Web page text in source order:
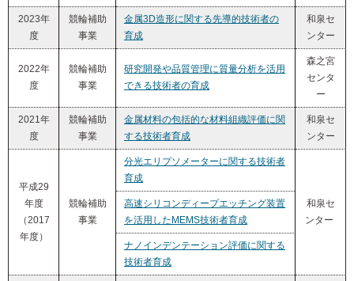
2023年
度
競輪補助
事業
金属3D造形に関する先導的技術者の
育成
和泉セ
ンター
2022年
度
競輪補助
事業
研究開発や品質管理に質量分析を活用
できる技術者の育成
森之宮
センタ
ー
2021年
度
競輪補助
事業
金属材料の包括的な材料組織評価に関
する技術者育成
和泉セ
ンター
平成29
年度
（2017
年度）
競輪補助
事業
分光エリプソメーターに関する技術者
育成
和泉セ
ンター
高速シリコンディープエッチング装置
を活用したMEMS技術者育成
ナノインデンテーション評価に関する
技術者育成